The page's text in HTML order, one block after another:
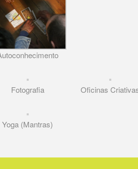
Fotografia Oficinas
Yoga (Mantras)